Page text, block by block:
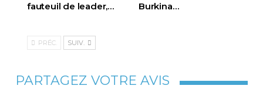
fauteuil de leader,…
Burkina…
PRÉC. SUIV.
PARTAGEZ VOTRE AVIS